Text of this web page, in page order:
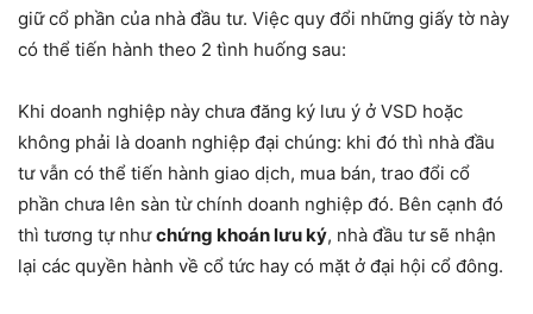
giữ cổ phần của nhà đầu tư. Việc quy đổi những giấy tờ này
có thể tiến hành theo 2 tình huống sau:
Khi doanh nghiệp này chưa đăng ký lưu ý ở VSD hoặc
không phải là doanh nghiệp đại chúng: khi đó thì nhà đầu
tư vẫn có thể tiến hành giao dịch, mua bán, trao đổi cổ
phần chưa lên sàn từ chính doanh nghiệp đó. Bên cạnh đó
thì tương tự nhưchứng khoán lưu ký, nhà đầu tư sẽ nhận
lại các quyền hành về cổ tức hay có mặt ở đại hội cổ đông.